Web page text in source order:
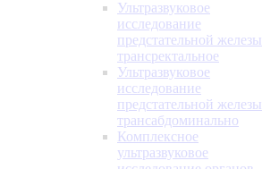
Ультразвуковое
исследование
предстательной железы
трансректальное
Ультразвуковое
исследование
предстательной железы
трансабдоминально
Комплексное
ультразвуковое